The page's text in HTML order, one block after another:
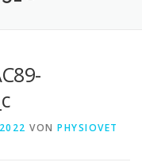
VON PHYSIOVET